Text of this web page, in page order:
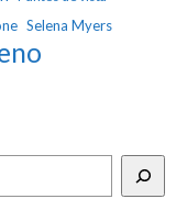
Selena Myers